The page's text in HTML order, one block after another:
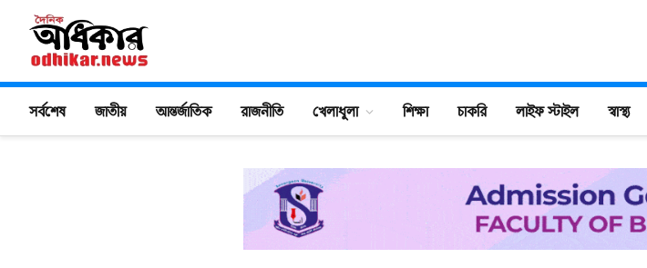
সর্বশেষ জাতীয় আন্তর্জাতিক রাজনীতি খেলাধুলা শিক্ষা চাকরি লাইফ স্টাইল স্বাস্থ্য